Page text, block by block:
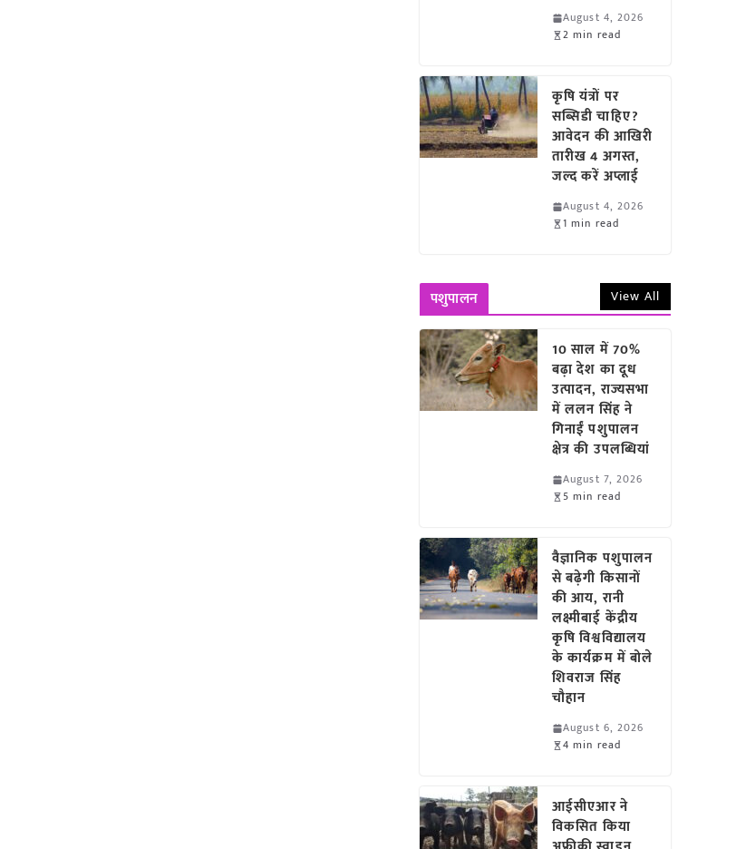
August 4, 2026
2 min read
कृषि यंत्रों पर
सब्सिडी चाहिए?
आवेदन की आखिरी
तारीख 4 अगस्त,
जल्द करें अप्लाई
August 4, 2026
1 min read
पशुपालन View All
10 साल में 70%
बढ़ा देश का दूध
उत्पादन, राज्यसभा
में ललन सिंह ने
गिनाईं पशुपालन
क्षेत्र की उपलब्धियां
August 7, 2026
5 min read
वैज्ञानिक पशुपालन
से बढ़ेगी किसानों
की आय, रानी
लक्ष्मीबाई केंद्रीय
कृषि विश्वविद्यालय
के कार्यक्रम में बोले
शिवराज सिंह
चौहान
August 6, 2026
4 min read
आईसीएआर ने
विकसित किया